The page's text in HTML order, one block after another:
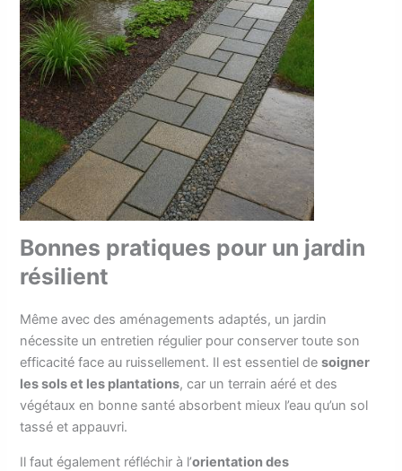
Bonnes pratiques pour un jardin
résilient
Même avec des aménagements adaptés, un jardin
nécessite un entretien régulier pour conserver toute son
efficacité face au ruissellement. Il est essentiel desoigner
les sols et les plantations, car un terrain aéré et des
végétaux en bonne santé absorbent mieux l’eau qu’un sol
tassé et appauvri.
Il faut également réfléchir à l’orientation des